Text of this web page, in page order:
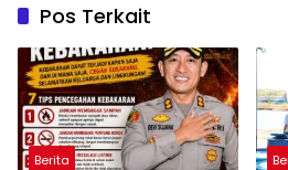
Pos Terkait
Berita